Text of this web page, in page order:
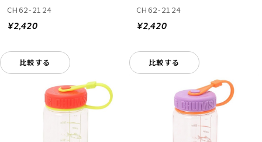
CH62-2124
¥2,420
比較する
CH62-2124
¥2,420
比較する